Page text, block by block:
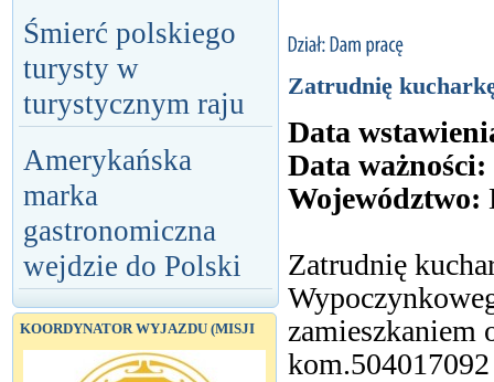
Śmierć polskiego
turysty w
turystycznym raju
Amerykańska
marka
gastronomiczna
wejdzie do Polski
KOORDYNATOR WYJAZDU (MISJI
Zatrudnię
Data
Data ważności:
Województwo:
Zatrudnię
zamieszkaniem
kom.504017092